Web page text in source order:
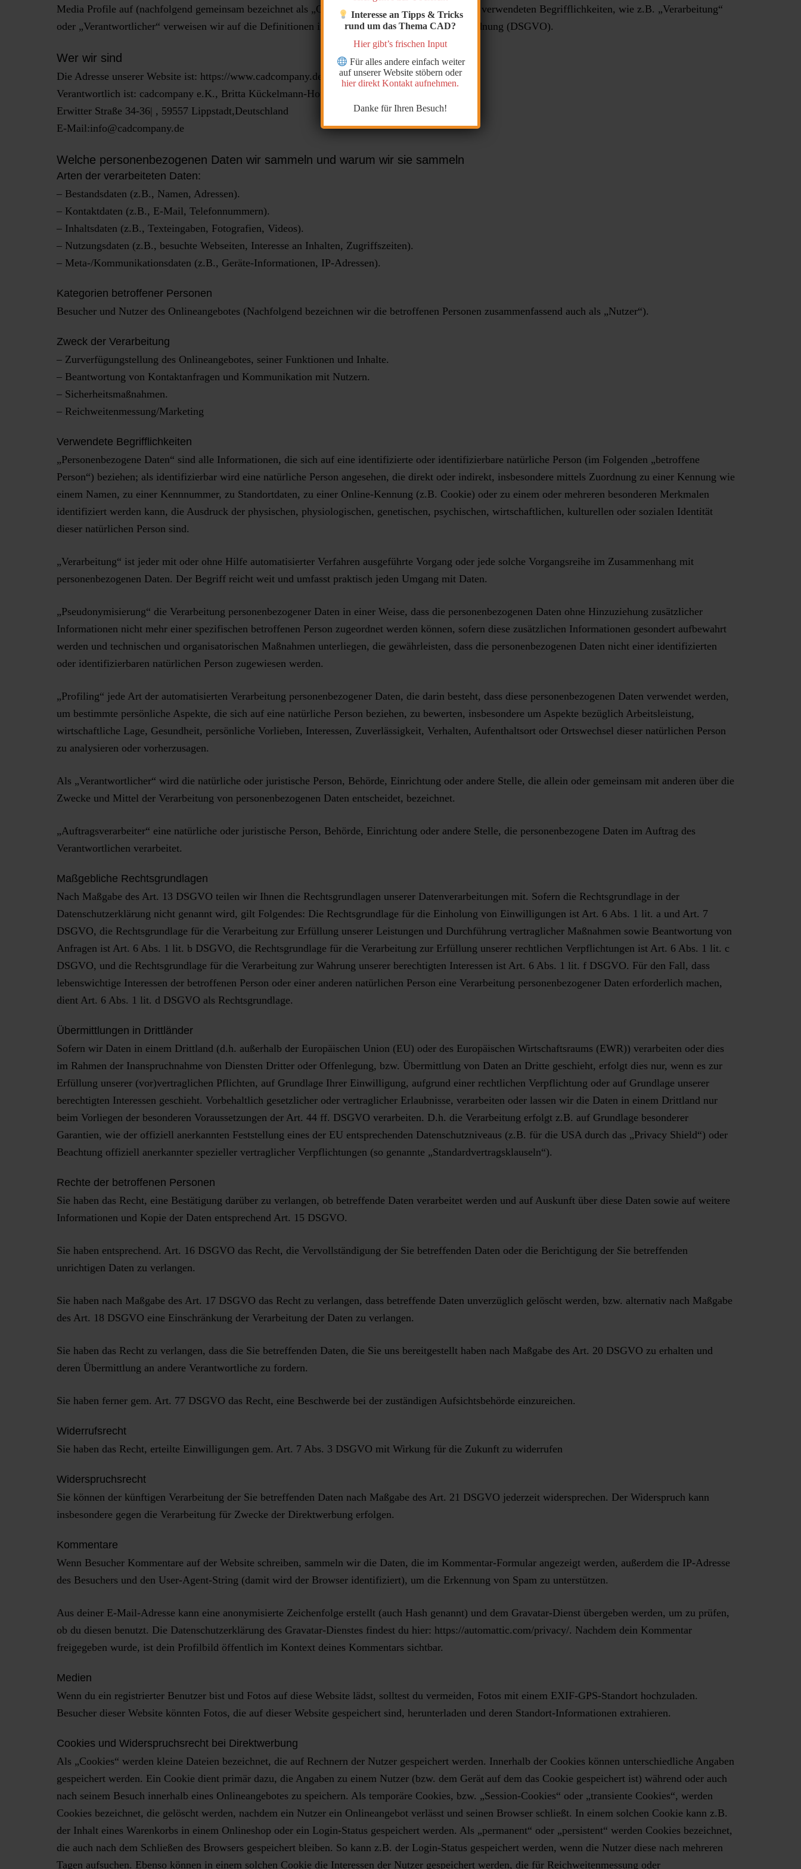
Media Profile auf (nachfolgend gemeinsam bezeichnet als „Onlineangebot“). Im Hinblick auf die verwendeten Begrifflichkeiten, wie z.B. „Verarbeitung“
oder „Verantwortlicher“ verweisen wir auf die Definitionen im Art. 4 der Datenschutzgrundverordnung (DSGVO).
Wer wir sind
Die Adresse unserer Website ist: https://www.cadcompany.de.
Verantwortlich ist: cadcompany e.K., Britta Kückelmann-Hoffmann,
Erwitter Straße 34-36| , 59557 Lippstadt,Deutschland
E-Mail:info@cadcompany.de
Welche personenbezogenen Daten wir sammeln und warum wir sie sammeln
Arten der verarbeiteten Daten:
– Bestandsdaten (z.B., Namen, Adressen).
– Kontaktdaten (z.B., E-Mail, Telefonnummern).
– Inhaltsdaten (z.B., Texteingaben, Fotografien, Videos).
– Nutzungsdaten (z.B., besuchte Webseiten, Interesse an Inhalten, Zugriffszeiten).
– Meta-/Kommunikationsdaten (z.B., Geräte-Informationen, IP-Adressen).
Kategorien betroffener Personen
Besucher und Nutzer des Onlineangebotes (Nachfolgend bezeichnen wir die betroffenen Personen zusammenfassend auch als „Nutzer“).
Zweck der Verarbeitung
– Zurverfügungstellung des Onlineangebotes, seiner Funktionen und Inhalte.
– Beantwortung von Kontaktanfragen und Kommunikation mit Nutzern.
– Sicherheitsmaßnahmen.
– Reichweitenmessung/Marketing
Verwendete Begrifflichkeiten
„Personenbezogene Daten“ sind alle Informationen, die sich auf eine identifizierte oder identifizierbare natürliche Person (im Folgenden „betroffene
Person“) beziehen; als identifizierbar wird eine natürliche Person angesehen, die direkt oder indirekt, insbesondere mittels Zuordnung zu einer Kennung wie
einem Namen, zu einer Kennnummer, zu Standortdaten, zu einer Online-Kennung (z.B. Cookie) oder zu einem oder mehreren besonderen Merkmalen
identifiziert werden kann, die Ausdruck der physischen, physiologischen, genetischen, psychischen, wirtschaftlichen, kulturellen oder sozialen Identität
dieser natürlichen Person sind.
„Verarbeitung“ ist jeder mit oder ohne Hilfe automatisierter Verfahren ausgeführte Vorgang oder jede solche Vorgangsreihe im Zusammenhang mit
personenbezogenen Daten. Der Begriff reicht weit und umfasst praktisch jeden Umgang mit Daten.
„Pseudonymisierung“ die Verarbeitung personenbezogener Daten in einer Weise, dass die personenbezogenen Daten ohne Hinzuziehung zusätzlicher
Informationen nicht mehr einer spezifischen betroffenen Person zugeordnet werden können, sofern diese zusätzlichen Informationen gesondert aufbewahrt
werden und technischen und organisatorischen Maßnahmen unterliegen, die gewährleisten, dass die personenbezogenen Daten nicht einer identifizierten
oder identifizierbaren natürlichen Person zugewiesen werden.
„Profiling“ jede Art der automatisierten Verarbeitung personenbezogener Daten, die darin besteht, dass diese personenbezogenen Daten verwendet werden,
um bestimmte persönliche Aspekte, die sich auf eine natürliche Person beziehen, zu bewerten, insbesondere um Aspekte bezüglich Arbeitsleistung,
wirtschaftliche Lage, Gesundheit, persönliche Vorlieben, Interessen, Zuverlässigkeit, Verhalten, Aufenthaltsort oder Ortswechsel dieser natürlichen Person
zu analysieren oder vorherzusagen.
Als „Verantwortlicher“ wird die natürliche oder juristische Person, Behörde, Einrichtung oder andere Stelle, die allein oder gemeinsam mit anderen über die
Zwecke und Mittel der Verarbeitung von personenbezogenen Daten entscheidet, bezeichnet.
„Auftragsverarbeiter“ eine natürliche oder juristische Person, Behörde, Einrichtung oder andere Stelle, die personenbezogene Daten im Auftrag des
Verantwortlichen verarbeitet.
Maßgebliche Rechtsgrundlagen
Nach Maßgabe des Art. 13 DSGVO teilen wir Ihnen die Rechtsgrundlagen unserer Datenverarbeitungen mit. Sofern die Rechtsgrundlage in der
Datenschutzerklärung nicht genannt wird, gilt Folgendes: Die Rechtsgrundlage für die Einholung von Einwilligungen ist Art. 6 Abs. 1 lit. a und Art. 7
DSGVO, die Rechtsgrundlage für die Verarbeitung zur Erfüllung unserer Leistungen und Durchführung vertraglicher Maßnahmen sowie Beantwortung von
Anfragen ist Art. 6 Abs. 1 lit. b DSGVO, die Rechtsgrundlage für die Verarbeitung zur Erfüllung unserer rechtlichen Verpflichtungen ist Art. 6 Abs. 1 lit. c
DSGVO, und die Rechtsgrundlage für die Verarbeitung zur Wahrung unserer berechtigten Interessen ist Art. 6 Abs. 1 lit. f DSGVO. Für den Fall, dass
lebenswichtige Interessen der betroffenen Person oder einer anderen natürlichen Person eine Verarbeitung personenbezogener Daten erforderlich machen,
dient Art. 6 Abs. 1 lit. d DSGVO als Rechtsgrundlage.
Übermittlungen in Drittländer
Sofern wir Daten in einem Drittland (d.h. außerhalb der Europäischen Union (EU) oder des Europäischen Wirtschaftsraums (EWR)) verarbeiten oder dies
im Rahmen der Inanspruchnahme von Diensten Dritter oder Offenlegung, bzw. Übermittlung von Daten an Dritte geschieht, erfolgt dies nur, wenn es zur
Erfüllung unserer (vor)vertraglichen Pflichten, auf Grundlage Ihrer Einwilligung, aufgrund einer rechtlichen Verpflichtung oder auf Grundlage unserer
berechtigten Interessen geschieht. Vorbehaltlich gesetzlicher oder vertraglicher Erlaubnisse, verarbeiten oder lassen wir die Daten in einem Drittland nur
beim Vorliegen der besonderen Voraussetzungen der Art. 44 ff. DSGVO verarbeiten. D.h. die Verarbeitung erfolgt z.B. auf Grundlage besonderer
Garantien, wie der offiziell anerkannten Feststellung eines der EU entsprechenden Datenschutzniveaus (z.B. für die USA durch das „Privacy Shield“) oder
Beachtung offiziell anerkannter spezieller vertraglicher Verpflichtungen (so genannte „Standardvertragsklauseln“).
Rechte der betroffenen Personen
Sie haben das Recht, eine Bestätigung darüber zu verlangen, ob betreffende Daten verarbeitet werden und auf Auskunft über diese Daten sowie auf weitere
Informationen und Kopie der Daten entsprechend Art. 15 DSGVO.
Sie haben entsprechend. Art. 16 DSGVO das Recht, die Vervollständigung der Sie betreffenden Daten oder die Berichtigung der Sie betreffenden
unrichtigen Daten zu verlangen.
Sie haben nach Maßgabe des Art. 17 DSGVO das Recht zu verlangen, dass betreffende Daten unverzüglich gelöscht werden, bzw. alternativ nach Maßgabe
des Art. 18 DSGVO eine Einschränkung der Verarbeitung der Daten zu verlangen.
Sie haben das Recht zu verlangen, dass die Sie betreffenden Daten, die Sie uns bereitgestellt haben nach Maßgabe des Art. 20 DSGVO zu erhalten und
deren Übermittlung an andere Verantwortliche zu fordern.
Sie haben ferner gem. Art. 77 DSGVO das Recht, eine Beschwerde bei der zuständigen Aufsichtsbehörde einzureichen.
Widerrufsrecht
Sie haben das Recht, erteilte Einwilligungen gem. Art. 7 Abs. 3 DSGVO mit Wirkung für die Zukunft zu widerrufen
Widerspruchsrecht
Sie können der künftigen Verarbeitung der Sie betreffenden Daten nach Maßgabe des Art. 21 DSGVO jederzeit widersprechen. Der Widerspruch kann
insbesondere gegen die Verarbeitung für Zwecke der Direktwerbung erfolgen.
Kommentare
Wenn Besucher Kommentare auf der Website schreiben, sammeln wir die Daten, die im Kommentar-Formular angezeigt werden, außerdem die IP-Adresse
des Besuchers und den User-Agent-String (damit wird der Browser identifiziert), um die Erkennung von Spam zu unterstützen.
Aus deiner E-Mail-Adresse kann eine anonymisierte Zeichenfolge erstellt (auch Hash genannt) und dem Gravatar-Dienst übergeben werden, um zu prüfen,
ob du diesen benutzt. Die Datenschutzerklärung des Gravatar-Dienstes findest du hier: https://automattic.com/privacy/. Nachdem dein Kommentar
freigegeben wurde, ist dein Profilbild öffentlich im Kontext deines Kommentars sichtbar.
Medien
Wenn du ein registrierter Benutzer bist und Fotos auf diese Website lädst, solltest du vermeiden, Fotos mit einem EXIF-GPS-Standort hochzuladen.
Besucher dieser Website könnten Fotos, die auf dieser Website gespeichert sind, herunterladen und deren Standort-Informationen extrahieren.
Cookies und Widerspruchsrecht bei Direktwerbung
Als „Cookies“ werden kleine Dateien bezeichnet, die auf Rechnern der Nutzer gespeichert werden. Innerhalb der Cookies können unterschiedliche Angaben
gespeichert werden. Ein Cookie dient primär dazu, die Angaben zu einem Nutzer (bzw. dem Gerät auf dem das Cookie gespeichert ist) während oder auch
nach seinem Besuch innerhalb eines Onlineangebotes zu speichern. Als temporäre Cookies, bzw. „Session-Cookies“ oder „transiente Cookies“, werden
Cookies bezeichnet, die gelöscht werden, nachdem ein Nutzer ein Onlineangebot verlässt und seinen Browser schließt. In einem solchen Cookie kann z.B.
der Inhalt eines Warenkorbs in einem Onlineshop oder ein Login-Status gespeichert werden. Als „permanent“ oder „persistent“ werden Cookies bezeichnet,
die auch nach dem Schließen des Browsers gespeichert bleiben. So kann z.B. der Login-Status gespeichert werden, wenn die Nutzer diese nach mehreren
Tagen aufsuchen. Ebenso können in einem solchen Cookie die Interessen der Nutzer gespeichert werden, die für Reichweitenmessung oder
Interesse an Tipps & Tricks
rund um das Thema CAD?
Hier gibt’s frischen Input
Für alles andere einfach weiter
auf unserer Website stöbern oder
hier direkt Kontakt aufnehmen.
Danke für Ihren Besuch!